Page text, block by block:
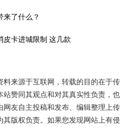
来了什么？
皮卡进城限制 这几款
料来源于互联网，转载的目的在于
站赞同其观点和对其真实性负责，
网友自主投稿和发布、编辑整理上
其版权负责。如果您发现网站上有